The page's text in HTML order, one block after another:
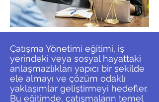
Çatışma Yönetimi eğitimi, iş
yerindeki veya sosyal hayattaki
anlaşmazlıkları yapıcı bir şekilde
ele almayı ve çözüm odaklı
yaklaşımlar geliştirmeyi hedefler.
Bu eğitimde, çatışmaların temel